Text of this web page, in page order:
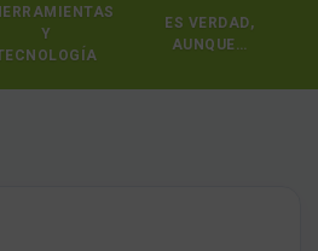
Y
ES VERDAD,
AUNQUE…